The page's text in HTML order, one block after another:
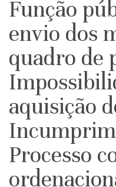
Função
envio dos
quadro de
aquisição
Processo